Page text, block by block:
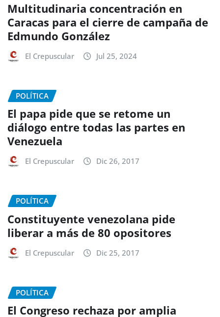
Multitudinaria concentración en
Caracas para el cierre de campaña de
Edmundo González
El Crepuscular Jul 25, 2024
POLÍTICA
El papa pide que se retome un
diálogo entre todas las partes en
Venezuela
El Crepuscular Dic 26, 2017
POLÍTICA
Constituyente venezolana pide
liberar a más de 80 opositores
El Crepuscular Dic 25, 2017
POLÍTICA
El Congreso rechaza por amplia